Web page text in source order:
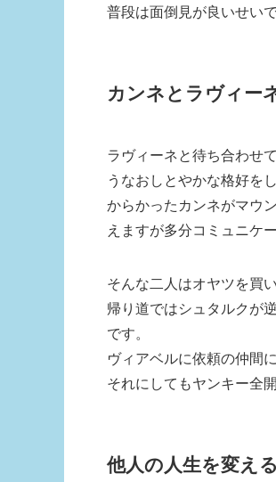
普段は面倒見が良いせい
カンネとラヴィ
ラヴィーネと待ち合わせ
うなおしとやかな格好を
からかったカンネがマウ
えますが多分コミュニケ
そんな二人はオヤツを買
帰り道ではシュタルクが
です。
ヴィアベルに依頼の仲間
それにしてもヤンキー全
他人の人生を変え